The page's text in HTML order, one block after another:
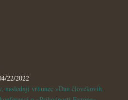
22/2022
naslednji vrhunec »Dan človekovih